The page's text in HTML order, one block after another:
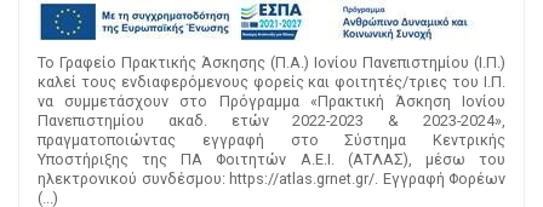
Το Γραφείο Πρακτικής Άσκησης (Π.Α.) Ιονίου Πανεπιστημίου (Ι.Π.)
καλεί τους ενδιαφερόμενους φορείς και φοιτητές/τριες του Ι.Π.
να συμμετάσχουν στο Πρόγραμμα «Πρακτική Άσκηση Ιονίου
Πανεπιστημίου ακαδ. ετών 2022-2023 & 2023-2024»,
πραγματοποιώντας εγγραφή στο Σύστημα Κεντρικής
Υποστήριξης της ΠΑ Φοιτητών Α.Ε.Ι. (ΑΤΛΑΣ), μέσω του
ηλεκτρονικού συνδέσμου: https://atlas.grnet.gr/. Εγγραφή Φορέων
(...)